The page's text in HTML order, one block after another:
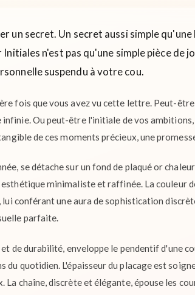
un secret. Un secret aussi simple
n'est pas qu'une simple pièce de
suspendu à votre cou.
fois que vous avez vu cette lettre. Peut-
Ou peut-être l'initiale de vos ambitions,
de ces moments précieux, une
se détache sur un fond de plaqué or
minimaliste et raffinée. La couleur
conférant une aura de sophistication
parfaite.
de durabilité, enveloppe le pendentif d'une
du quotidien. L'épaisseur du placage est
La chaîne, discrète et élégante, épouse les